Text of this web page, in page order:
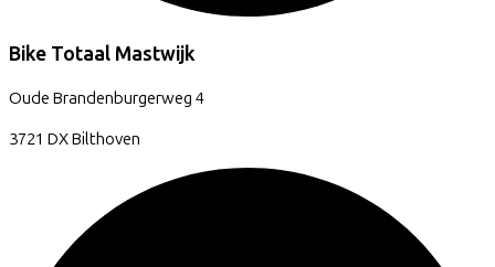
Bike Totaal Mastwijk
Oude Brandenburgerweg 4
3721 DXBilthoven